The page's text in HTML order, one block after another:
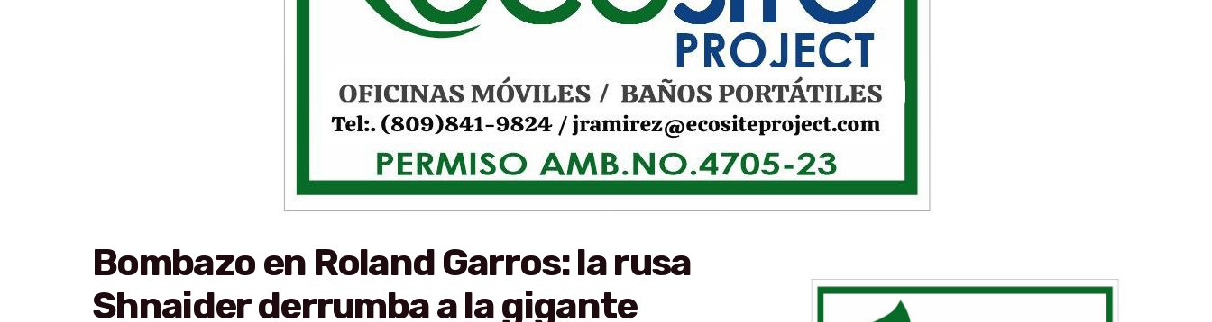
Bombazo en Roland Garros: la rusa
Shnaider derrumba a la gigante